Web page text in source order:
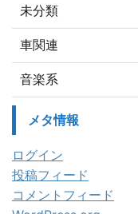
未分類
車関連
音楽系
メタ情報
ログイン
投稿フィード
コメントフィード